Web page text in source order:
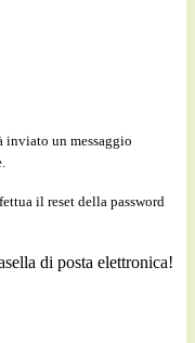
inviato un messaggio
il reset della password
di posta elettronica!